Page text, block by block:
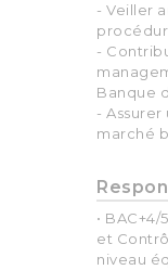
- Veiller
-
Banque
-
marché
•
et
niveau